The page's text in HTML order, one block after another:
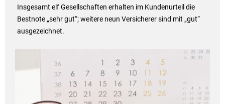
Insgesamt elf Gesellschaften erhalten im Kundenurteil die
Bestnote „sehr gut“; weitere neun Versicherer sind mit „gut“
ausgezeichnet.